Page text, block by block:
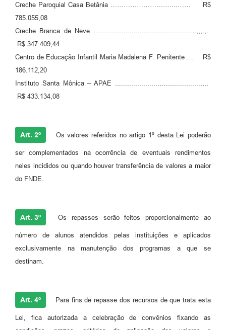
Creche Paroquial Casa Betânia …………………….…...…… R$
785.055,08
Creche Branca de Neve ................................................…,,,.,.
R$ 347.409,44
Centro de Educação Infantil Maria Madalena F. Penitente … R$
186.112,20
Instituto Santa Mônica – APAE .....................…..................….
R$ 433.134,08
Art. 2º Os valores referidos no artigo 1º desta Lei poderão
ser complementados na ocorrência de eventuais rendimentos
neles incididos ou quando houver transferência de valores a maior
do FNDE.
Art. 3º Os repasses serão feitos proporcionalmente ao
número de alunos atendidos pelas instituições e aplicados
exclusivamente na manutenção dos programas a que se
destinam.
Art. 4º Para fins de repasse dos recursos de que trata esta
Lei, fica autorizada a celebração de convênios fixando as